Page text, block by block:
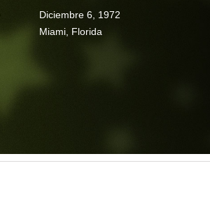
Diciembre 6, 1972
Miami, Florida